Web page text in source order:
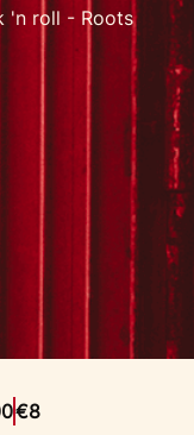
'n roll - Roots
€8